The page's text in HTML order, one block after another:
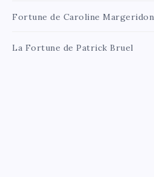
Fortune de Caroline Margeridon
La Fortune de Patrick Bruel